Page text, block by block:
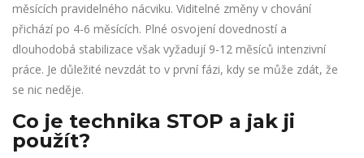
měsících pravidelného nácviku. Viditelné změny v chování
přichází po 4-6 měsících. Plné osvojení dovedností a
dlouhodobá stabilizace však vyžadují 9-12 měsíců intenzivní
práce. Je důležité nevzdát to v první fázi, kdy se může zdát, že
se nic neděje.
Co je technika STOP a jak ji
použít?